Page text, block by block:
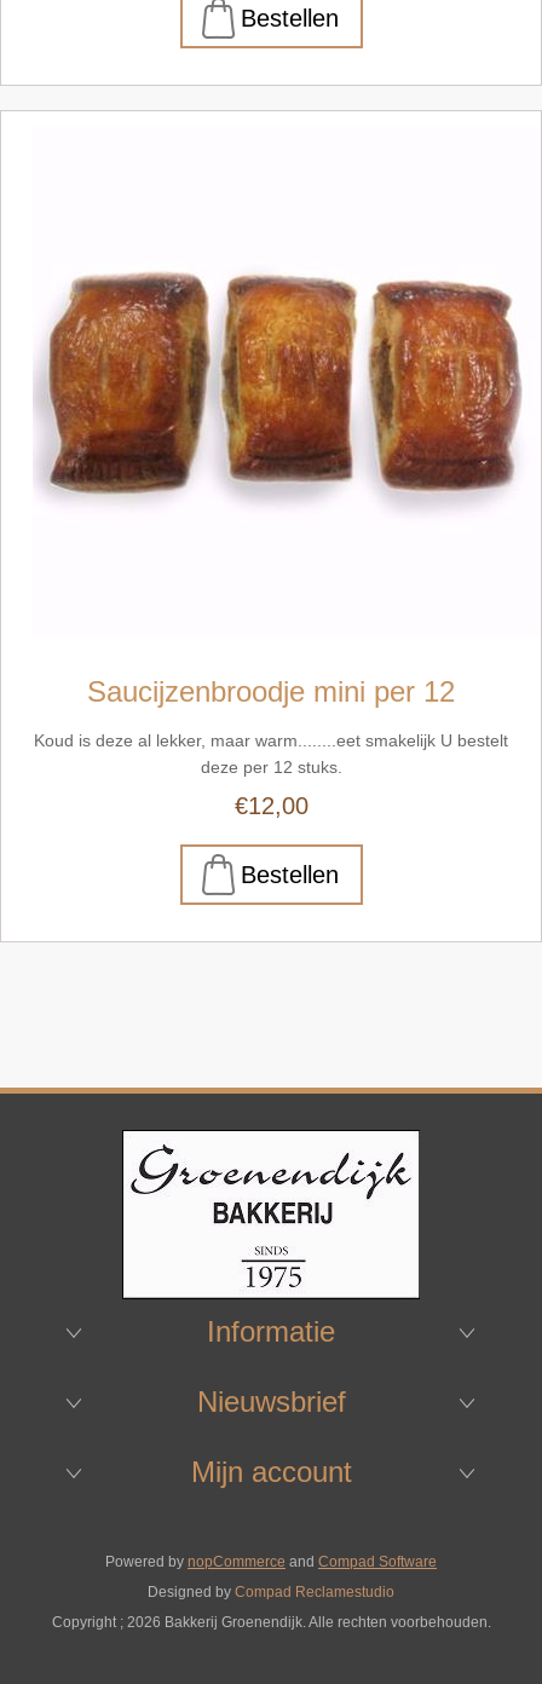
Saucijzenbroodje mini per 12
Koud is deze al lekker, maar warm........eet smakelijk U bestelt
deze per 12 stuks.
€12,00
Informatie
Nieuwsbrief
Mijn account
Powered by nopCommerce and Compad Software
Designed by Compad Reclamestudio
Copyright ; 2026 Bakkerij Groenendijk. Alle rechten voorbehouden.